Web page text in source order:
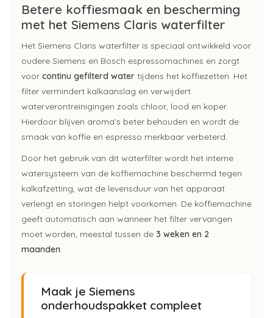
Betere koffiesmaak en bescherming
met het Siemens Claris waterfilter
Het Siemens Claris waterfilter is speciaal ontwikkeld voor
oudere Siemens en Bosch espressomachines en zorgt
voor continu gefilterd water tijdens het koffiezetten. Het
filter vermindert kalkaanslag en verwijdert
waterverontreinigingen zoals chloor, lood en koper.
Hierdoor blijven aroma’s beter behouden en wordt de
smaak van koffie en espresso merkbaar verbeterd.
Door het gebruik van dit waterfilter wordt het interne
watersysteem van de koffiemachine beschermd tegen
kalkafzetting, wat de levensduur van het apparaat
verlengt en storingen helpt voorkomen. De koffiemachine
geeft automatisch aan wanneer het filter vervangen
moet worden, meestal tussen de 3 weken en 2
maanden.
Maak je Siemens
onderhoudspakket compleet